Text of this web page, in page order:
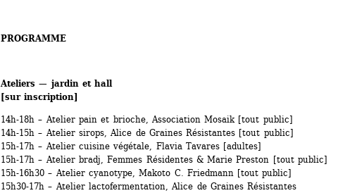
PROGRAMME
Ateliers — jardin et hall
[sur inscription]
14h-18h – Atelier pain et brioche, Association Mosaik [tout public]
14h-15h – Atelier sirops, Alice de Graines Résistantes [tout public]
15h-17h – Atelier cuisine végétale, Flavia Tavares [adultes]
15h-17h – Atelier bradj, Femmes Résidentes & Marie Preston [tout public]
15h-16h30 – Atelier cyanotype, Makoto C. Friedmann [tout public]
15h30-17h – Atelier lactofermentation, Alice de Graines Résistantes